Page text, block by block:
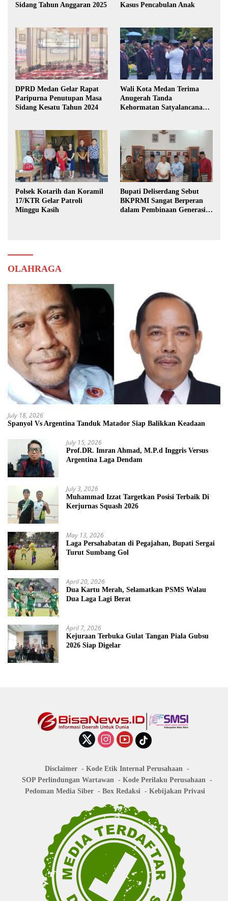
Sidang Tahun Anggaran 2025
Kasus Pencabulan Anak
DPRD Medan Gelar Rapat
Paripurna Penutupan Masa
Sidang Kesatu Tahun 2024
Wali Kota Medan Terima
Anugerah Tanda
Kehormatan Satyalancana
Polsek Kotarih dan Koramil
17/KTR Gelar Patroli
Minggu Kasih
Bupati Deliserdang Sebut
BKPRMI Sangat Berperan
dalam Pembinaan Generasi
OLAHRAGA
July 18, 2026
Spanyol Vs Argentina Tanduk Matador Siap Balikkan Keadaan
July 15, 2026
Prof.DR. Imran Ahmad, M.P.d Inggris Versus
Argentina Laga Dendam
July 3, 2026
Muhammad Izzat Targetkan Posisi Terbaik Di
Kerjurnas Squash 2026
May 13, 2026
Laga Persahabatan di Pegajahan, Bupati Sergai
Turut Sumbang Gol
April 20, 2026
Dua Kartu Merah, Selamatkan PSMS Walau
Dua Laga Lagi Berat
April 7, 2026
Kejuraan Terbuka Gulat Tangan Piala Gubsu
2026 Siap Digelar
Disclaimer
Kode Etik Internal Perusahaan
SOP Perlindungan Wartawan
Kode Perilaku Perusahaan
Pedoman Media Siber
Box Redaksi Kebijakan Privasi